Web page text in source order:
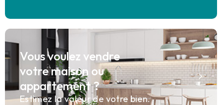
Vous voulez vendre
votre maison ou
appartement ?
Estimez la valeur de votre bien.